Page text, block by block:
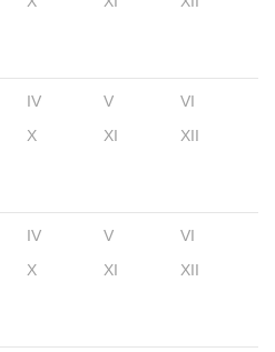
IV V
VI
X XI XII
IV V
VI
X XI XII